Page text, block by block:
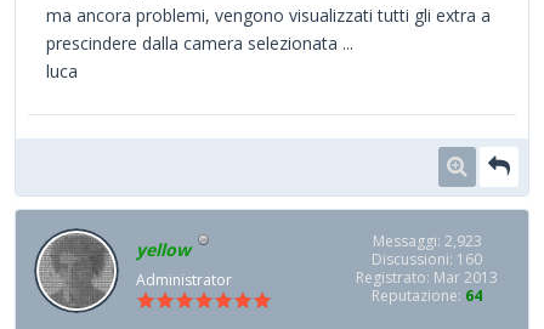
ma ancora problemi, vengono visualizzati tutti gli extra a
prescindere dalla camera selezionata ...
luca
yellow
Administrator
Messaggi: 2,923
Discussioni: 160
Registrato: Mar 2013
Reputazione: 64